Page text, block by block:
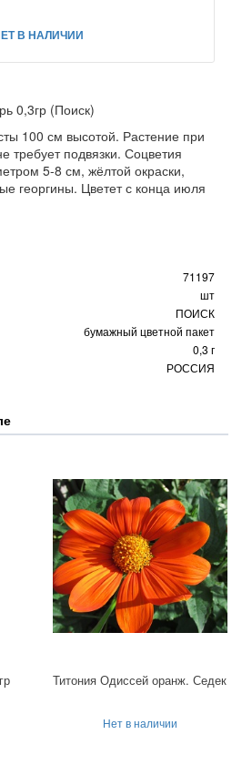
В НАЛИЧИИ
0,3гр (Поиск)
100 см высотой. Растение при
требует подвязки. Соцветия
5-8 см, жёлтой окраски,
георгины. Цветет с конца июля
71197
шт
ПОИСК
бумажный цветной пакет
0,3 г
РОССИЯ
Титония Одиссей оранж. Седек
Нет в наличии